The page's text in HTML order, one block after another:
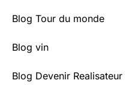
Blog Tour du monde
Blog vin
Blog Devenir Realisateur